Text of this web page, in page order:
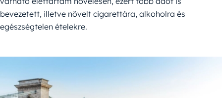
bevezetett, illetve növelt cigarettára, alkoholra és
egészségtelen ételekre.